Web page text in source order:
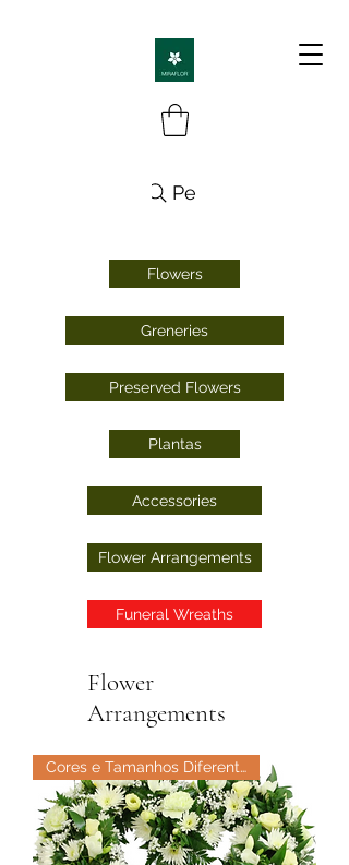
Pesquisa
Flowers
Greneries
Preserved Flowers
Plantas
Accessories
Flower Arrangements
Funeral Wreaths
Flower
Arrangements
Cores e Tamanhos Diferentes